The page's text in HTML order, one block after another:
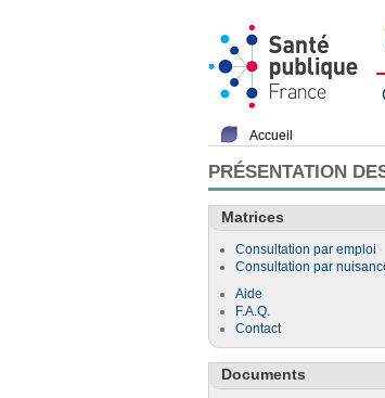
Accueil
PRÉSENTATION
Matrices
Consultation par emploi
Consultation par
Aide
F.A.Q.
Contact
Documents